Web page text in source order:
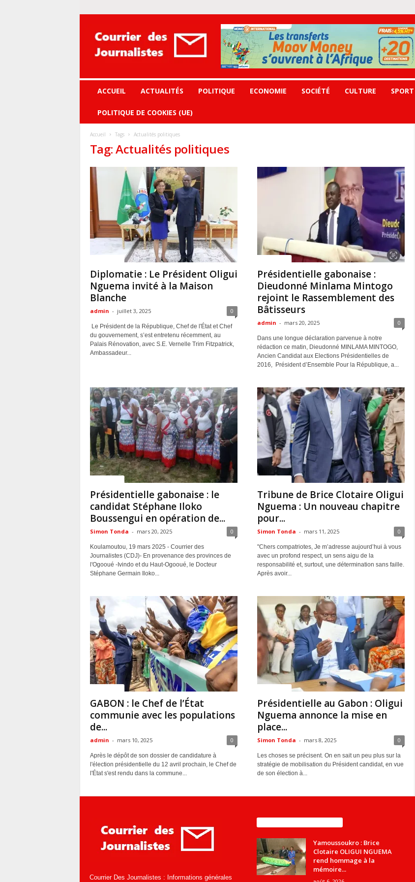
journalistes
ACCUEIL ACTUALITÉS POLITIQUE ECONOMIE SOCIÉTÉ CULTURE SPORT
POLITIQUE DE COOKIES (UE)
Accueil Tags Actualités politiques
Tag: Actualités politiques
Diplomatie : Le Président Oligui
Nguema invité à la Maison
Blanche
admin - juillet 3, 2025 0
Le Président de la République, Chef de l'État et Chef
du gouvernement, s’est entretenu récemment, au
Palais Rénovation, avec S.E. Vernelle Trim Fitzpatrick,
Ambassadeur...
Présidentielle gabonaise :
Dieudonné Minlama Mintogo
rejoint le Rassemblement des
Bâtisseurs
admin - mars 20, 2025 0
Dans une longue déclaration parvenue à notre
rédaction ce matin, Dieudonné MINLAMA MINTOGO,
Ancien Candidat aux Elections Présidentielles de
2016, Président d’Ensemble Pour la République, a...
Présidentielle gabonaise : le
candidat Stéphane Iloko
Boussengui en opération de...
Simon Tonda - mars 20, 2025 0
Koulamoutou, 19 mars 2025 - Courrier des
Journalistes (CDJ)- En provenance des provinces de
l'Ogooué -Ivindo et du Haut-Ogooué, le Docteur
Stéphane Germain Iloko...
Tribune de Brice Clotaire Oligui
Nguema : Un nouveau chapitre
pour...
Simon Tonda - mars 11, 2025 0
"Chers compatriotes, Je m’adresse aujourd’hui à vous
avec un profond respect, un sens aigu de la
responsabilité et, surtout, une détermination sans faille.
Après avoir...
GABON : le Chef de l’État
communie avec les populations
de...
admin - mars 10, 2025 0
Après le dépôt de son dossier de candidature à
l'élection présidentielle du 12 avril prochain, le Chef de
l'État s'est rendu dans la commune...
Présidentielle au Gabon : Oligui
Nguema annonce la mise en
place...
Simon Tonda - mars 8, 2025 0
Les choses se précisent. On en sait un peu plus sur la
stratégie de mobilisation du Président candidat, en vue
de son élection à...
Courrier Des Journalistes : Informations générales
Yamoussoukro : Brice
Clotaire OLIGUI NGUEMA
rend hommage à la
mémoire...